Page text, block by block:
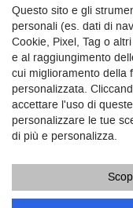
Lungo Dora Siena 8/g,
C.F/P.IVA: 03680250010
Registro delle imprese:TO
Copyright © 2026
Leggi l'informativa sulla
Questo sito e gli
personali (es. dati di
Cookie, Pixel, Tag o
e al raggiungimento
cui miglioramento della
personalizzata.
accettare l'uso di
personalizzare le tue
di più e personalizza.